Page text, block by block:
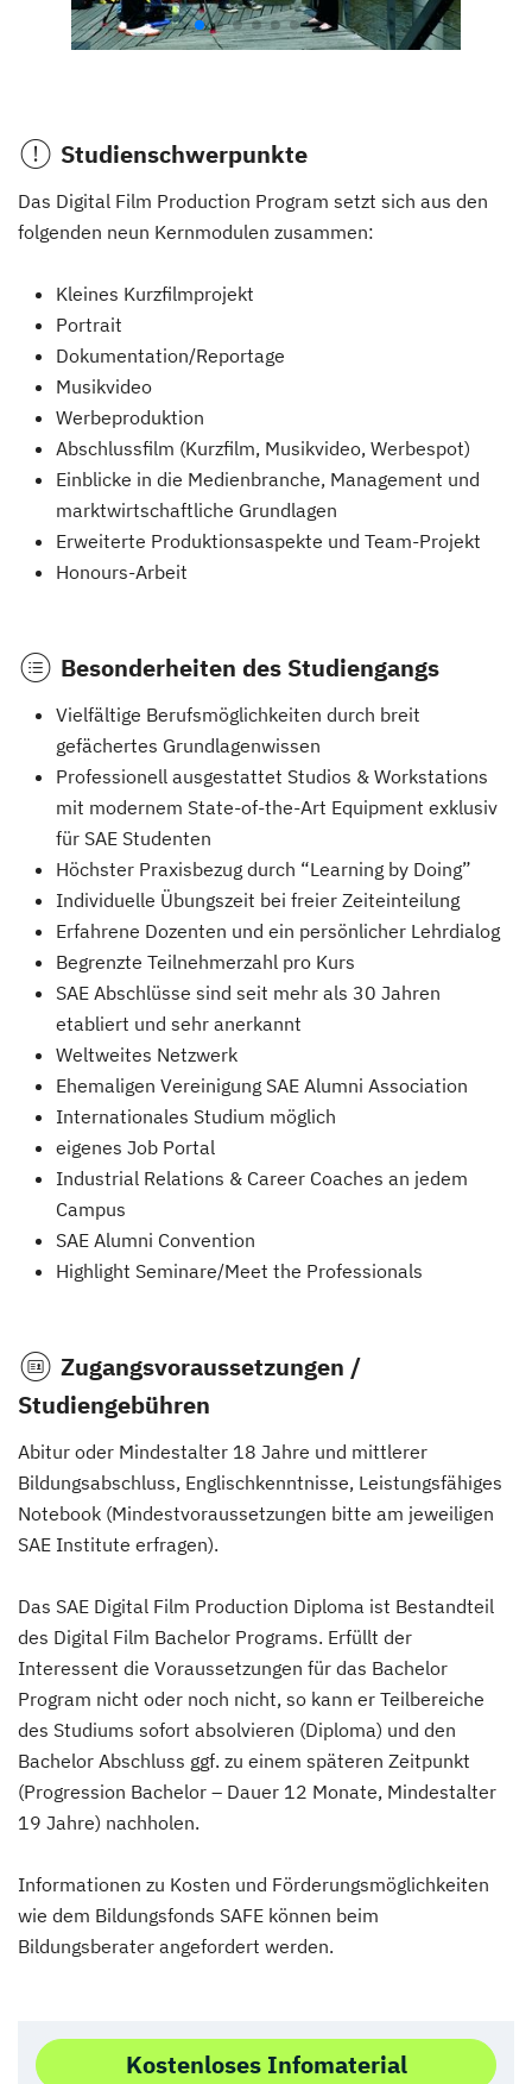
Studienschwerpunkte
Das Digital Film Production Program setzt sich aus den
folgenden neun Kernmodulen zusammen:
Kleines Kurzfilmprojekt
Portrait
Dokumentation/Reportage
Musikvideo
Werbeproduktion
Abschlussfilm (Kurzfilm, Musikvideo, Werbespot)
Einblicke in die Medienbranche, Management und
marktwirtschaftliche Grundlagen
Erweiterte Produktionsaspekte und Team-Projekt
Honours-Arbeit
Besonderheiten des Studiengangs
Vielfältige Berufsmöglichkeiten durch breit
gefächertes Grundlagenwissen
Professionell ausgestattet Studios & Workstations
mit modernem State-of-the-Art Equipment exklusiv
für SAE Studenten
Höchster Praxisbezug durch “Learning by Doing”
Individuelle Übungszeit bei freier Zeiteinteilung
Erfahrene Dozenten und ein persönlicher Lehrdialog
Begrenzte Teilnehmerzahl pro Kurs
SAE Abschlüsse sind seit mehr als 30 Jahren
etabliert und sehr anerkannt
Weltweites Netzwerk
Ehemaligen Vereinigung SAE Alumni Association
Internationales Studium möglich
eigenes Job Portal
Industrial Relations & Career Coaches an jedem
Campus
SAE Alumni Convention
Highlight Seminare/Meet the Professionals
Zugangsvoraussetzungen /
Studiengebühren
Abitur oder Mindestalter 18 Jahre und mittlerer
Bildungsabschluss, Englischkenntnisse, Leistungsfähiges
Notebook (Mindestvoraussetzungen bitte am jeweiligen
SAE Institute erfragen).
Das SAE Digital Film Production Diploma ist Bestandteil
des Digital Film Bachelor Programs. Erfüllt der
Interessent die Voraussetzungen für das Bachelor
Program nicht oder noch nicht, so kann er Teilbereiche
des Studiums sofort absolvieren (Diploma) und den
Bachelor Abschluss ggf. zu einem späteren Zeitpunkt
(Progression Bachelor – Dauer 12 Monate, Mindestalter
19 Jahre) nachholen.
Informationen zu Kosten und Förderungsmöglichkeiten
wie dem Bildungsfonds SAFE können beim
Bildungsberater angefordert werden.
Kostenloses Infomaterial